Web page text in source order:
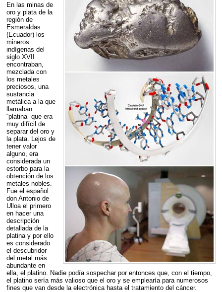
En las minas de
oro y plata de la
región de
Esmeraldas
(Ecuador) los
mineros
indígenas del
siglo XVII
encontraban,
mezclada con
los metales
preciosos, una
sustancia
metálica a la que
llamaban
“platina” que era
muy difícil de
separar del oro y
la plata. Lejos de
tener valor
alguno, era
considerada un
estorbo para la
obtención de los
metales nobles.
Fue el español
don Antonio de
Ulloa el primero
en hacer una
descripción
detallada de la
platina y por ello
es considerado
el descubridor
del metal más
abundante en
ella, el platino. Nadie podía sospechar por entonces que, con el tiempo,
el platino sería más valioso que el oro y se emplearía para numerosos
fines que van desde la electrónica hasta el tratamiento del cáncer.